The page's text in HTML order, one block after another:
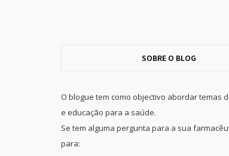
SOBRE O BLOG
O blogue tem como objectivo abordar temas
e educação para a saúde.
Se tem alguma pergunta para a sua
para: